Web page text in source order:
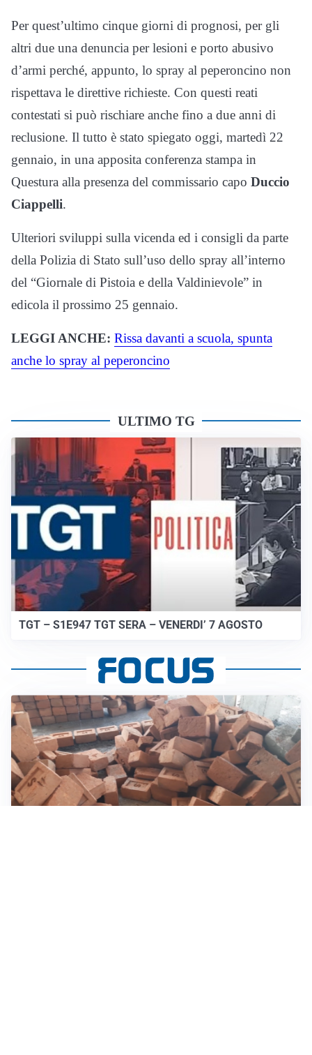
Per quest’ultimo cinque giorni di prognosi, per gli
altri due una denuncia per lesioni e porto abusivo
d’armi perché, appunto, lo spray al peperoncino non
rispettava le direttive richieste. Con questi reati
contestati si può rischiare anche fino a due anni di
reclusione. Il tutto è stato spiegato oggi, martedì 22
gennaio, in una apposita conferenza stampa in
Questura alla presenza del commissario capo Duccio
Ciappelli.
Ulteriori sviluppi sulla vicenda ed i consigli da parte
della Polizia di Stato sull’uso dello spray all’interno
del “Giornale di Pistoia e della Valdinievole” in
edicola il prossimo 25 gennaio.
LEGGI ANCHE: Rissa davanti a scuola, spunta
anche lo spray al peperoncino
ULTIMO TG
TGT – S1E947 TGT SERA – VENERDI’ 7 AGOSTO